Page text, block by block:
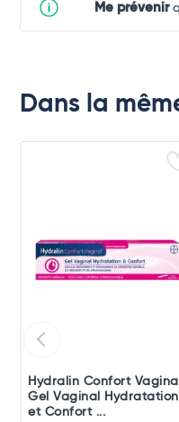
Me prévenir
Dans la
Hydralin Confort Vaginal
Gel Vaginal Hydratation
et Confort ...